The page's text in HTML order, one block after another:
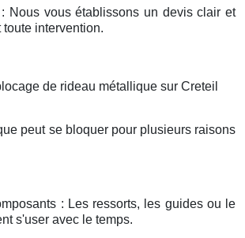
Nous vous établissons un devis clair et
intervention.
de rideau métallique sur Creteil
peut se bloquer pour plusieurs raisons
: Les ressorts, les guides ou le
s'user avec le temps.